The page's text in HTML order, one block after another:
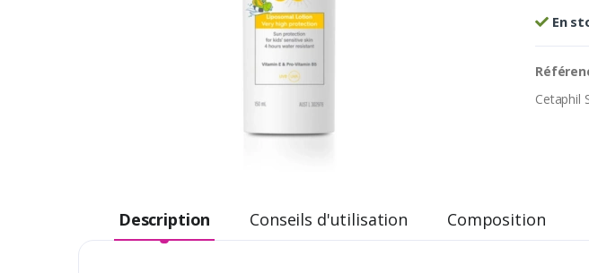
En
Cetaphil
Description Conseils d'utilisation Composition